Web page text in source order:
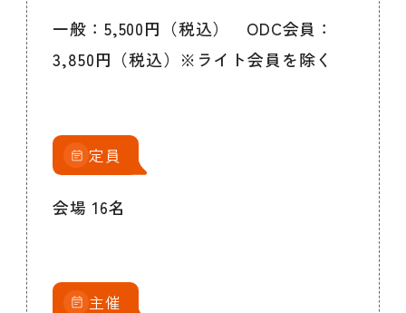
一般：5,500円（税込） ODC会員：
3,850円（税込）※ライト会員を除く
定員
会場 16名
主催